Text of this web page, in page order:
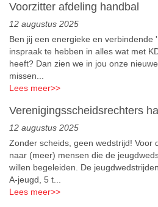
Voorzitter afdeling handbal
12 augustus 2025
Ben jij een energieke en verbindende
inspraak te hebben in alles wat met
heeft? Dan zien we in jou onze
missen...
Lees meer>>
Verenigingsscheidsrechters
12 augustus 2025
Zonder scheids, geen wedstrijd! Voor
naar (meer) mensen die de
willen begeleiden. De
A-jeugd, 5 t...
Lees meer>>